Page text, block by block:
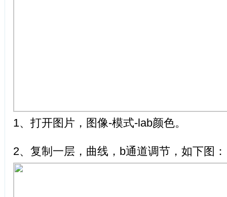
1、打开图片，图像-模式-lab颜色。
2、复制一层，曲线，b通道调节，如下图：